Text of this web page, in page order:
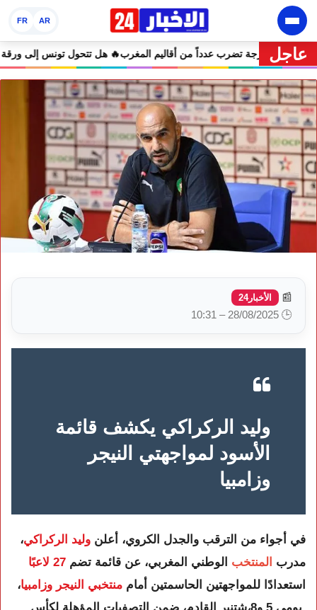
AR
FR
عاجل
موجة حر تصل إلى 47 درجة تضرب عدداً من أقاليم المغرب 🔥 هل
📰 الأخبار24
🕒 28/08/2025 – 10:31
وليد الركراكي يكشف قائمة
الأسود لمواجهتي النيجر
وزامبيا
في أجواء من الترقب والجدل الكروي، أعلن وليد الركراكي،
مدرب المنتخب الوطني المغربي، عن قائمة تضم 27 لاعبًا
استعدادًا للمواجهتين الحاسمتين أمام منتخبي النيجر وزامبيا،